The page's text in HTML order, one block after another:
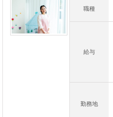
職種
給与
勤務地